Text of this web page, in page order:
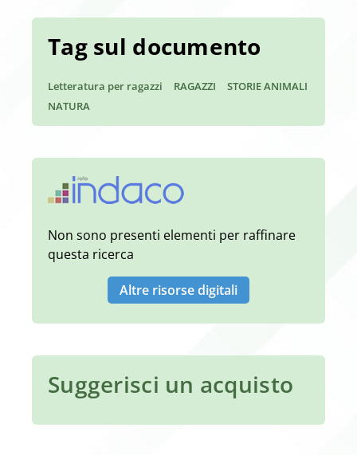
Tag sul documento
Letteratura per ragazzi RAGAZZI
STORIE ANIMALI
NATURA
Non sono presenti elementi per raffinare
questa ricerca
Altre risorse digitali
Suggerisci un acquisto